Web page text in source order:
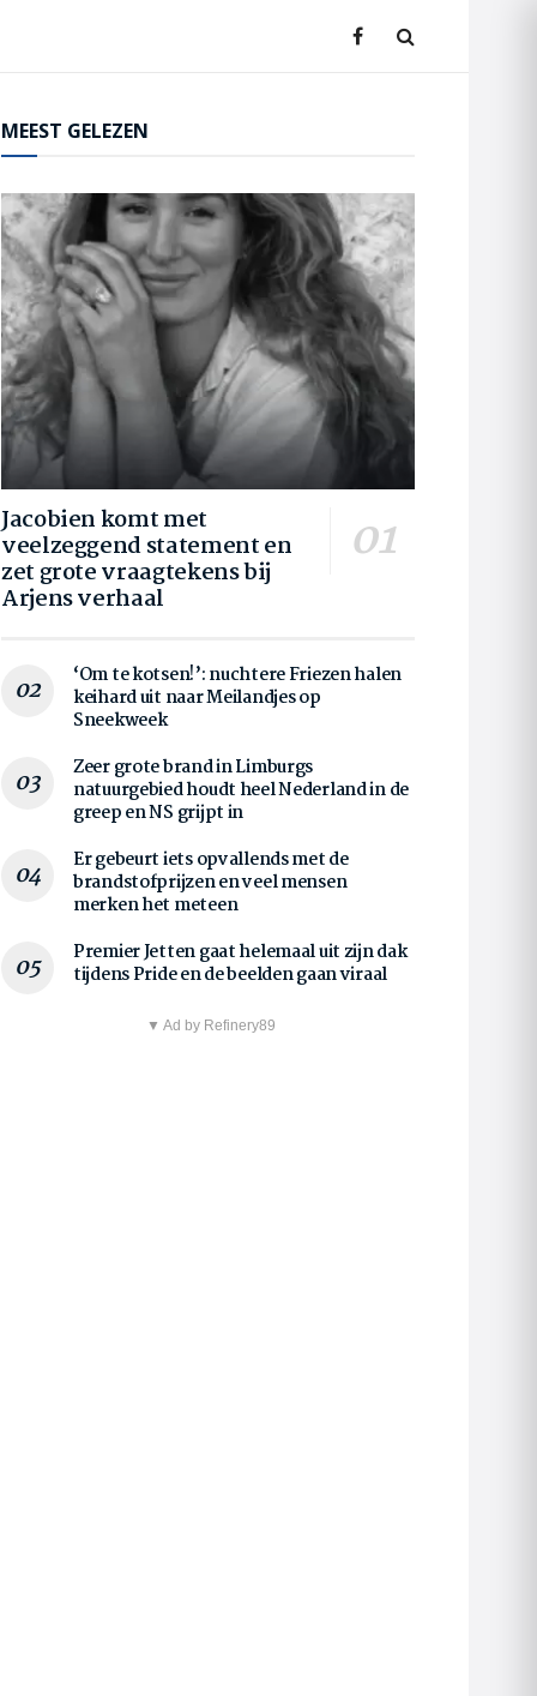
MEEST GELEZEN
Jacobien komt met
veelzeggend statement en
zet grote vraagtekens bij
Arjens verhaal
‘Om te kotsen!’: nuchtere Friezen halen
keihard uit naar Meilandjes op
Sneekweek
Zeer grote brand in Limburgs
natuurgebied houdt heel Nederland in de
greep en NS grijpt in
Er gebeurt iets opvallends met de
brandstofprijzen en veel mensen
merken het meteen
Premier Jetten gaat helemaal uit zijn dak
tijdens Pride en de beelden gaan viraal
▼ Ad by Refinery89